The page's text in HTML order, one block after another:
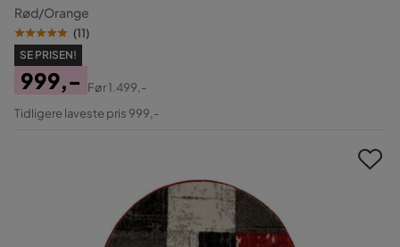
Rød/Orange
(11)
SE PRISEN!
Pris
999,-
Original
Før1.499,-
Tidligere laveste pris 999,-